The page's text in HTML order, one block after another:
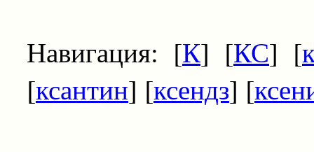
Навигация: [К] [КС] [
[ксантин] [ксендз] [